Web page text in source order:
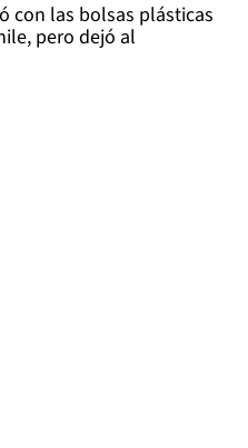
con las bolsas plásticas
pero dejó al